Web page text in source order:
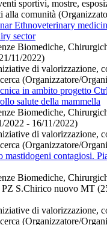
sportivi, mostre,
alla comunità
Ethnoveterinary
sector
Biomediche,
11/2022)
di valorizzazione,
(Organizzatore/
in ambito progetto
salute della mammella
Biomediche,
2022 - 16/11/2022)
di valorizzazione,
(Organizzatore/
mastidogeni contagiosi.
Biomediche,
S.Chirico nuovo MT
di valorizzazione,
(Organizzatore/